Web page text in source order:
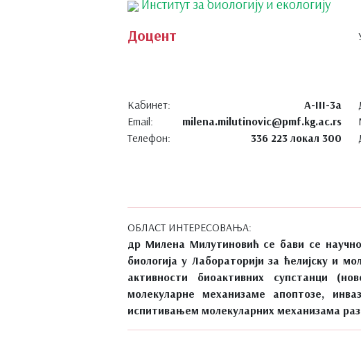
Институт за биологију и екологију
Доцент
Кабинет:
Email:
Телефон:
А-III-3а
milena.milutinovic@pmf.kg.ac.rs
336 223 локал 300
ОБЛАСТ ИНТЕРЕСОВАЊА:
др Милена Милутиновић се бави се
биологија у Лабораторији за ћелијску и
активности биоактивних супстанци
молекуларне механизаме апоптозе,
испитивањем молекуларних механизама